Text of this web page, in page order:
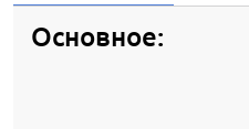
Основное: